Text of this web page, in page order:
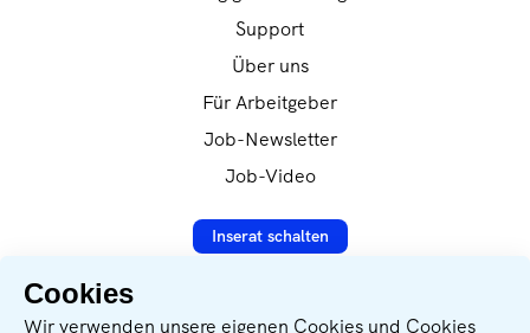
Support
Über uns
Für Arbeitgeber
Job-Newsletter
Job-Video
Inserat schalten
Datenverarbeitung nach
Cookies
Wir verwenden unsere eigenen Cookies und Cookies